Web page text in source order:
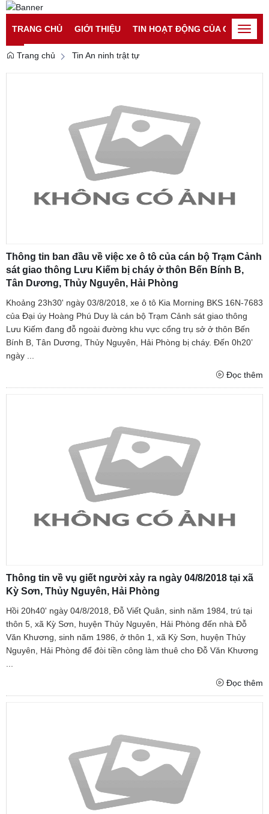
Đăng nhập
Đăng ký
TRANG CHỦ
GIỚI THIỆU TIN HOẠT ĐỘNG CỦA CATPToggle
Trang chủ
Tin An ninh trật tự
Thông tin ban đầu về việc xe ô tô của cán bộ Trạm Cảnh
sát giao thông Lưu Kiếm bị cháy ở thôn Bến Bính B,
Tân Dương, Thủy Nguyên, Hải Phòng
Khoảng 23h30' ngày 03/8/2018, xe ô tô Kia Morning BKS 16N-7683
của Đại úy Hoàng Phú Duy là cán bộ Trạm Cảnh sát giao thông
Lưu Kiếm đang đỗ ngoài đường khu vực cổng trụ sở ở thôn Bến
Bính B, Tân Dương, Thủy Nguyên, Hải Phòng bị cháy. Đến 0h20’
ngày ...
Đọc thêm
Thông tin về vụ giết người xảy ra ngày 04/8/2018 tại xã
Kỳ Sơn, Thủy Nguyên, Hải Phòng
Hồi 20h40' ngày 04/8/2018, Đỗ Viết Quân, sinh năm 1984, trú tại
thôn 5, xã Kỳ Sơn, huyện Thủy Nguyên, Hải Phòng đến nhà Đỗ
Văn Khương, sinh năm 1986, ở thôn 1, xã Kỳ Sơn, huyện Thủy
Nguyên, Hải Phòng để đòi tiền công làm thuê cho Đỗ Văn Khương
...
Đọc thêm